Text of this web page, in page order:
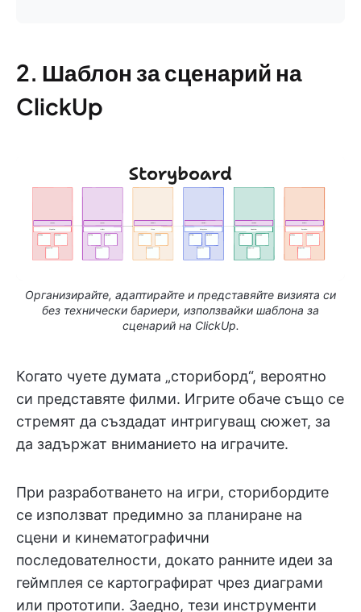
2. Шаблон за сценарий на
ClickUp
Организирайте, адаптирайте и представяйте визията си
без технически бариери, използвайки шаблона за
сценарий на ClickUp.
Когато чуете думата „сториборд“, вероятно
си представяте филми. Игрите обаче също се
стремят да създадат интригуващ сюжет, за
да задържат вниманието на играчите.
При разработването на игри, сторибордите
се използват предимно за планиране на
сцени и кинематографични
последователности, докато ранните идеи за
геймплея се картографират чрез диаграми
или прототипи. Заедно, тези инструменти